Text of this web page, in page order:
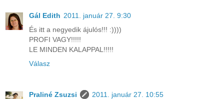
Gál Edith 2011. január 27. 9:30
És itt a negyedik ájulós!!! :))))
PROFI VAGY!!!!!
LE MINDEN KALAPPAL!!!!!
Válasz
Praliné Zsuzsi
2011. január 27. 10:55